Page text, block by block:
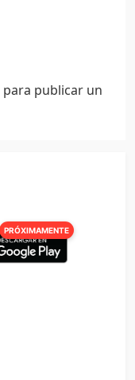
para publicar un
PRÓXIMAMENTE